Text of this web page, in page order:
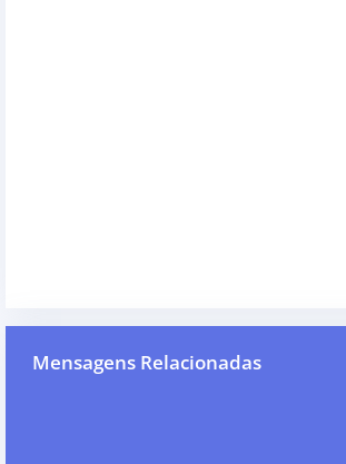
Mensagens Relacionadas